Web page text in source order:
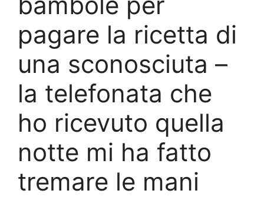
pagare la ricetta di
una sconosciuta –
la telefonata che
ho ricevuto quella
notte mi ha fatto
tremare le mani